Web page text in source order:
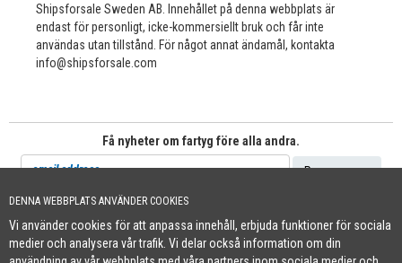
DENNA WEBBPLATS ANVÄNDER COOKIES
Vi använder cookies för att anpassa innehåll, erbjuda funktioner för sociala
medier och analysera vår trafik. Vi delar också information om din
Shipsforsale Sweden AB. Innehållet på denna webbplats är
endast för personligt, icke-kommersiellt bruk och får inte
användas utan tillstånd. För något annat ändamål, kontakta
info@shipsforsale.com
Få nyheter om fartyg före alla andra.
Cookie Policy
+46 (0)8-641 96 71|INFO@SHIPSFORSALE.COM|WWW.SHIPSFORSALE.COM